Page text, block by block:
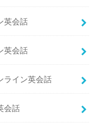
英会話
英会話
ライン英会話
会話